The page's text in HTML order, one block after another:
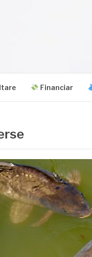
Financiar